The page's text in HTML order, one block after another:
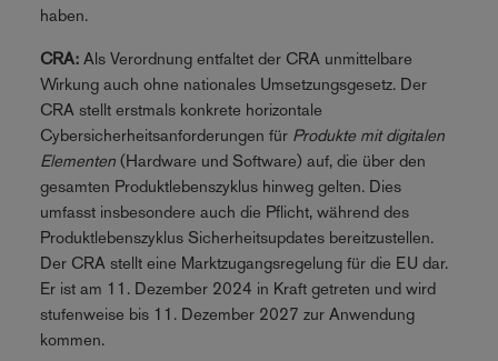
haben.
CRA:Als Verordnung entfaltet der CRA unmittelbare
Wirkung auch ohne nationales Umsetzungsgesetz. Der
CRA stellt erstmals konkrete horizontale
Cybersicherheitsanforderungen für Produkte mit digitalen
Elementen(Hardware und Software) auf, die über den
gesamten Produktlebenszyklus hinweg gelten. Dies
umfasst insbesondere auch die Pflicht, während des
Produktlebenszyklus Sicherheitsupdates bereitzustellen.
Der CRA stellt eine Marktzugangsregelung für die EU dar.
Er ist am 11. Dezember 2024 in Kraft getreten und wird
stufenweise bis 11. Dezember 2027 zur Anwendung
kommen.